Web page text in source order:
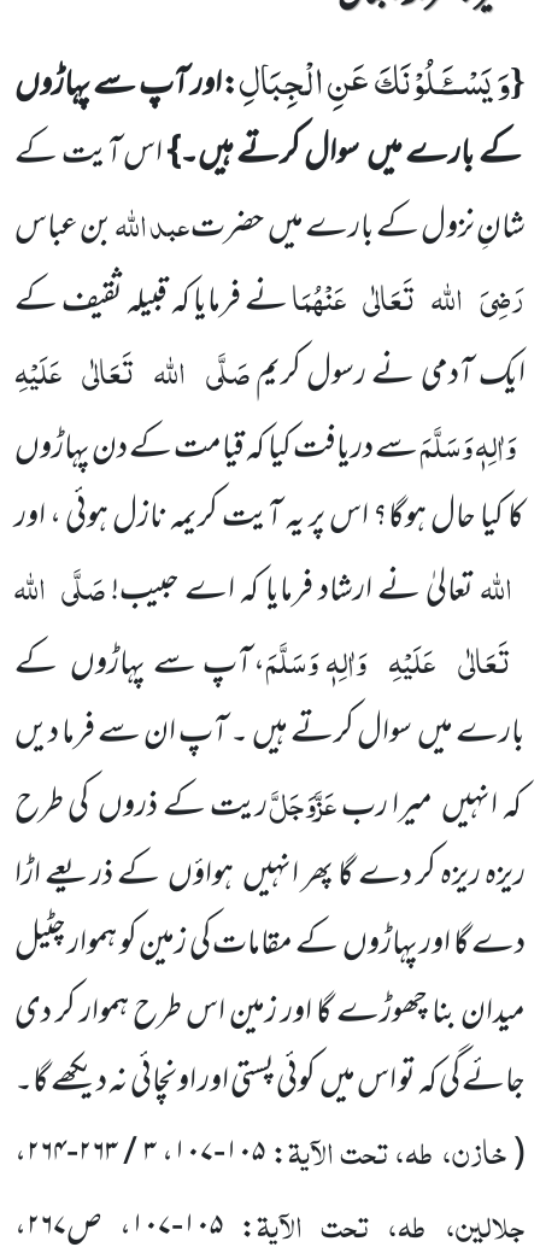
{وَ یَسْــٴَـلُوْنَكَ عَنِ الْجِبَالِ:اور آپ سے پہاڑوں
کے بارے میں سوال کرتے ہیں۔}اس آیت کے
شانِ نزول کے بارے میں حضرتعبد اللہبن عباس
رَضِیَ اللہ تَعَالٰی عَنْہُمَانے فرمایا کہ قبیلہ ثقیف کے
ایک آدمی نے رسول کریمصَلَّی اللہ تَعَالٰی عَلَیْہِ
وَاٰلِہٖ وَسَلَّمَسے دریافت کیا کہ قیامت کے دن پہاڑوں
کا کیا حال ہوگا؟ اس پر یہ آیت کریمہ نازل ہوئی ، اور
اللہتعالیٰ نے ارشاد فرمایا کہ اے حبیب!صَلَّی اللہ
تَعَالٰی عَلَیْہِ وَاٰلِہٖ وَسَلَّمَ، آپ سے پہاڑوں کے
بارے میں سوال کرتے ہیں ۔ آپ ان سے فرما دیں
کہ انہیں میرا ربعَزَّوَجَلَّریت کے ذروں کی طرح
ریزہ ریزہ کر دے گا پھر انہیں ہواؤں کے ذریعے اڑا
دے گا اور پہاڑوں کے مقامات کی زمین کو ہموار چٹیل
میدان بنا چھوڑے گا اور زمین اس طرح ہموار کر دی
جائے گی کہ تو اس میں کوئی پستی اور اونچائی نہ دیکھے گا۔
(خازن، طہ، تحت الآیۃ:۱۰۵-۱۰۷ ،۳ / ۲۶۳-۲۶۴ ،
جلالین، طہ، تحت الآیۃ: ۱۰۵-۱۰۷ ، ص۲۶۷،